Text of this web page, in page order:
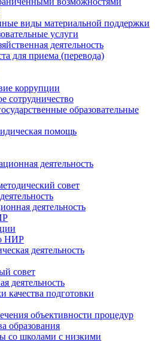
виды материальной поддержки
услуги
деятельность
для приема (перевода)
коррупции
сотрудничество
образовательные
помощь
деятельность
совет
деятельность
НИР
деятельность
совет
деятельность
качества подготовки
объективности процедур
образования
со школами с низкими